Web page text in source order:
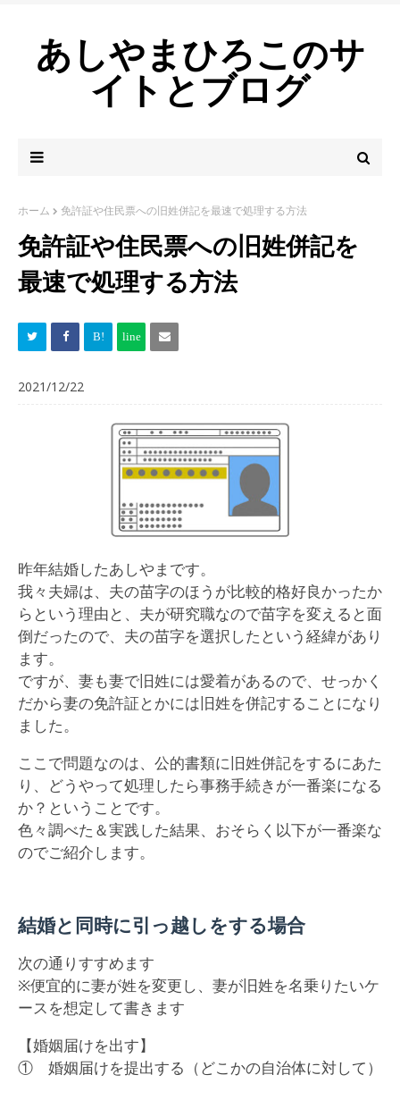
あしやまひろこのサ
イトとブログ
ホーム 免許証や住民票への旧姓併記を最速で処理する方法
免許証や住民票への旧姓併記を
最速で処理する方法
2021/12/22
昨年結婚したあしやまです。
我々夫婦は、夫の苗字のほうが比較的格好良かったか
らという理由と、夫が研究職なので苗字を変えると面
倒だったので、夫の苗字を選択したという経緯があり
ます。
ですが、妻も妻で旧姓には愛着があるので、せっかく
だから妻の免許証とかには旧姓を併記することになり
ました。
ここで問題なのは、公的書類に旧姓併記をするにあた
り、どうやって処理したら事務手続きが一番楽になる
か？ということです。
色々調べた＆実践した結果、おそらく以下が一番楽な
のでご紹介します。
結婚と同時に引っ越しをする場合
次の通りすすめます
※便宜的に妻が姓を変更し、妻が旧姓を名乗りたいケ
ースを想定して書きます
【婚姻届けを出す】
① 婚姻届けを提出する（どこかの自治体に対して）